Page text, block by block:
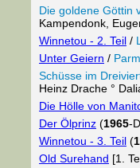
Die goldene Göttin
Kampendonk,
Winnetou - 2. Teil /
Unter Geiern /
Schüsse im
Heinz Drache °
Die Hölle von
Der Ölprinz (1965-
Winnetou - 3. Teil (
Old Surehand [1.